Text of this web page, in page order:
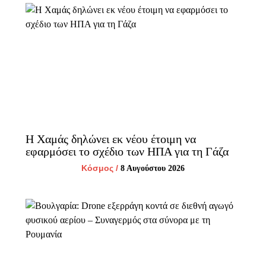
Η Χαμάς δηλώνει εκ νέου έτοιμη να
εφαρμόσει το σχέδιο των ΗΠΑ για τη Γάζα
Κόσμος / 8 Αυγούστου 2026